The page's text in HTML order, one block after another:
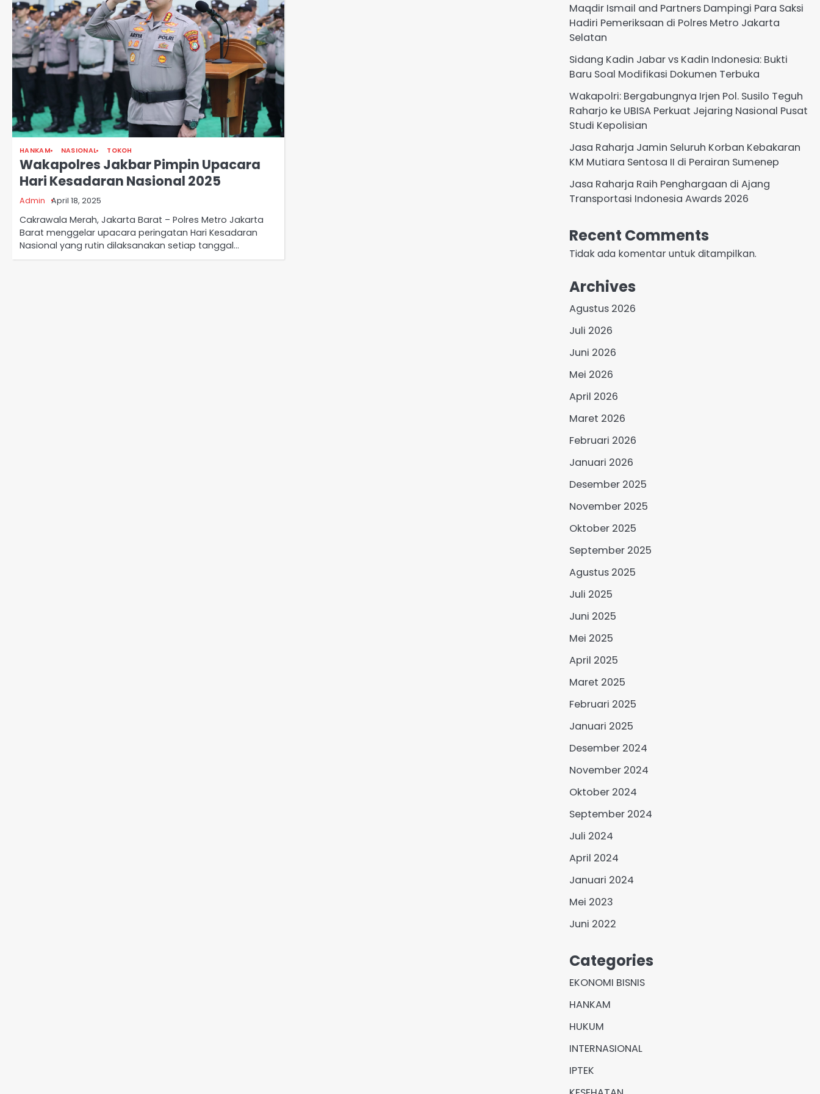
HANKAM NASIONAL TOKOH
Wakapolres Jakbar Pimpin Upacara
Hari Kesadaran Nasional 2025
Admin April 18, 2025
Cakrawala Merah, Jakarta Barat – Polres Metro Jakarta
Barat menggelar upacara peringatan Hari Kesadaran
Nasional yang rutin dilaksanakan setiap tanggal…
Maqdir Ismail and Partners Dampingi Para Saksi
Hadiri Pemeriksaan di Polres Metro Jakarta
Selatan
Sidang Kadin Jabar vs Kadin Indonesia: Bukti
Baru Soal Modifikasi Dokumen Terbuka
Wakapolri: Bergabungnya Irjen Pol. Susilo Teguh
Raharjo ke UBISA Perkuat Jejaring Nasional Pusat
Studi Kepolisian
Jasa Raharja Jamin Seluruh Korban Kebakaran
KM Mutiara Sentosa II di Perairan Sumenep
Jasa Raharja Raih Penghargaan di Ajang
Transportasi Indonesia Awards 2026
Recent Comments
Tidak ada komentar untuk ditampilkan.
Archives
Agustus 2026
Juli 2026
Juni 2026
Mei 2026
April 2026
Maret 2026
Februari 2026
Januari 2026
Desember 2025
November 2025
Oktober 2025
September 2025
Agustus 2025
Juli 2025
Juni 2025
Mei 2025
April 2025
Maret 2025
Februari 2025
Januari 2025
Desember 2024
November 2024
Oktober 2024
September 2024
Juli 2024
April 2024
Januari 2024
Mei 2023
Juni 2022
Categories
EKONOMI BISNIS
HANKAM
HUKUM
INTERNASIONAL
IPTEK